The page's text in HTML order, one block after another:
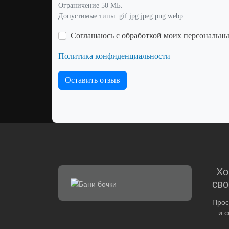
Ограничение 50 МБ.
Допустимые типы: gif jpg jpeg png webp.
Соглашаюсь с обработкой моих
Политика конфиденциальности
Оставить отзыв
и